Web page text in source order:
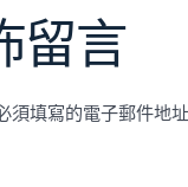
留言
須填寫的電子郵件地